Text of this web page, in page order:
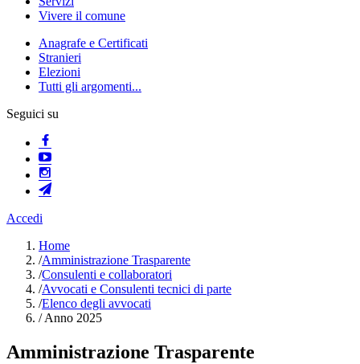
Vivere il comune
Anagrafe e Certificati
Stranieri
Elezioni
Tutti gli argomenti...
Seguici su
Accedi
Home
/Amministrazione Trasparente
/Consulenti e collaboratori
/Avvocati e Consulenti tecnici di parte
/Elenco degli avvocati
/Anno 2025
Amministrazione Trasparente